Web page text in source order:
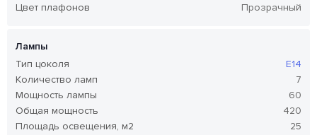
Цвет плафонов
Прозрачный
Лампы
Тип цоколя
E14
Количество ламп
7
Мощность лампы
60
Общая мощность
420
Площадь освещения, м2
25